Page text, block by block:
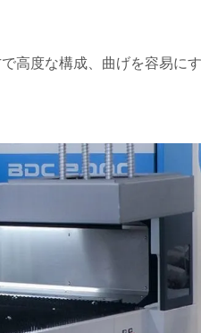
高度な構成、曲げを容易に